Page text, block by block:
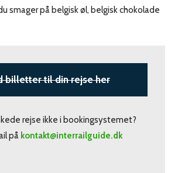
smager på belgisk øl, belgisk chokolade
billetter til din rejse her
rejse ikke i bookingsystemet?
på kontakt@interrailguide.dk